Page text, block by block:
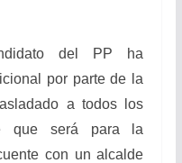
del PP ha
por parte de la
a todos los
que será para la
con un alcalde